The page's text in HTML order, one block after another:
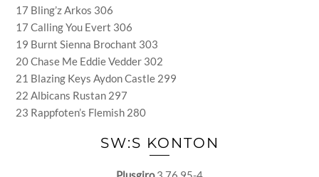
17 Bling’z Arkos 306
17 Calling You Evert 306
19 Burnt Sienna Brochant 303
20 Chase Me Eddie Vedder 302
21 Blazing Keys Aydon Castle 299
22 Albicans Rustan 297
23 Rappfoten’s Flemish 280
SW:S KONTON